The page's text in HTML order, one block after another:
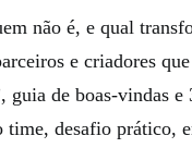
não é, e qual
e criadores
guia de boas-vindas
desafio prático,